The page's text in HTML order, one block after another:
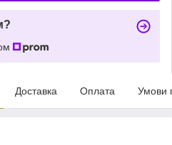
Доставка Оплата Умови